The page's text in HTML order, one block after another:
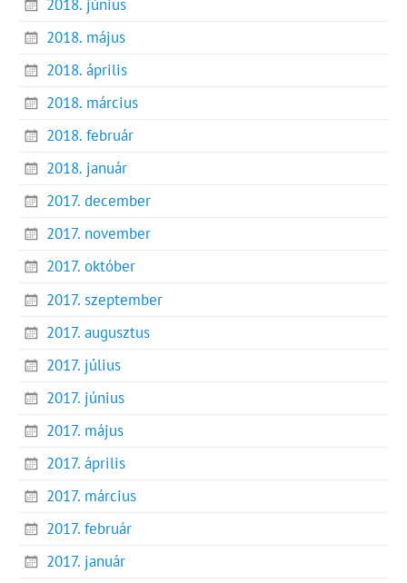
2018. június
2018. május
2018. április
2018. március
2018. február
2018. január
2017. december
2017. november
2017. október
2017. szeptember
2017. augusztus
2017. július
2017. június
2017. május
2017. április
2017. március
2017. február
2017. január